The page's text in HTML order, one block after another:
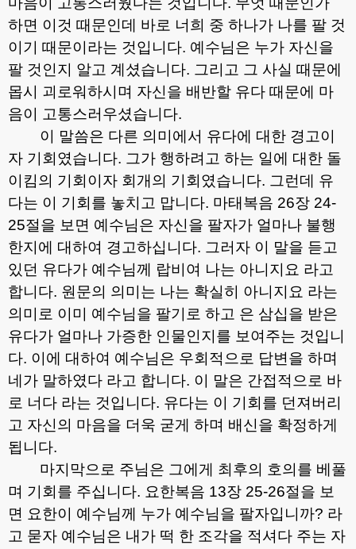
하면 이것 때문인데 바로 너희 중 하나가 나를 팔 것
이기 때문이라는 것입니다. 예수님은 누가 자신을
팔 것인지 알고 계셨습니다. 그리고 그 사실 때문에
몹시 괴로워하시며 자신을 배반할 유다 때문에 마
음이 고통스러우셨습니다.
이 말씀은 다른 의미에서 유다에 대한 경고이
자 기회였습니다. 그가 행하려고 하는 일에 대한 돌
이킴의 기회이자 회개의 기회였습니다. 그런데 유
다는 이 기회를 놓치고 맙니다. 마태복음 26장 24-
25절을 보면 예수님은 자신을 팔자가 얼마나 불행
한지에 대하여 경고하십니다. 그러자 이 말을 듣고
있던 유다가 예수님께 랍비여 나는 아니지요 라고
합니다. 원문의 의미는 나는 확실히 아니지요 라는
의미로 이미 예수님을 팔기로 하고 은 삼십을 받은
유다가 얼마나 가증한 인물인지를 보여주는 것입니
다. 이에 대하여 예수님은 우회적으로 답변을 하며
네가 말하였다 라고 합니다. 이 말은 간접적으로 바
로 너다 라는 것입니다. 유다는 이 기회를 던져버리
고 자신의 마음을 더욱 굳게 하며 배신을 확정하게
됩니다.
마지막으로 주님은 그에게 최후의 호의를 베풀
며 기회를 주십니다. 요한복음 13장 25-26절을 보
면 요한이 예수님께 누가 예수님을 팔자입니까? 라
고 묻자 예수님은 내가 떡 한 조각을 적셔다 주는 자